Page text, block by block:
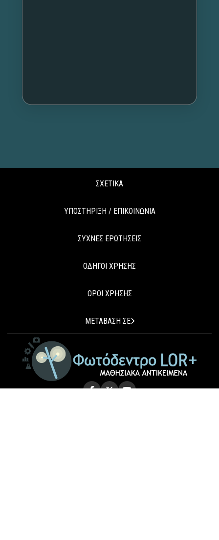
ΣΧΕΤΙΚΑ
ΥΠΟΣΤΗΡΙΞΗ / ΕΠΙΚΟΙΝΩΝΙΑ
ΣΥΧΝΕΣ ΕΡΩΤΗΣΕΙΣ
ΟΔΗΓΟΙ ΧΡΗΣΗΣ
ΟΡΟΙ ΧΡΗΣΗΣ
ΜΕΤΑΒΑΣΗ ΣΕ